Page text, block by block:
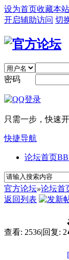
设为首页收藏本站
开启辅助访问 切
密码
只需一步，快速
快捷导航
论坛首页
官方论坛»论坛首
返回列表
查看: 2536|回复: 2